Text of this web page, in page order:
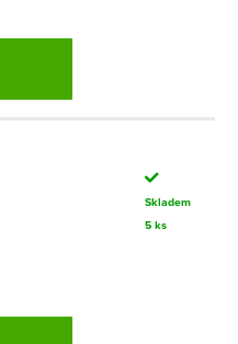
Skladem
5 ks